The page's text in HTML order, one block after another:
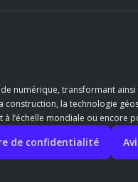
numérique, transformant
la technologie
l’échelle mondiale ou
de confidentialité